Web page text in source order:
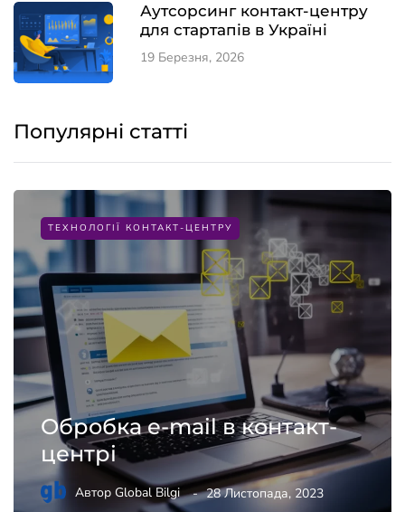
Аутсорсинг контакт-центру
для стартапів в Україні
19 Березня, 2026
Популярні статті
ТЕХНОЛОГІЇ КОНТАКТ-ЦЕНТРУ
Обробка e-mail в контакт-
центрі
Автор Global Bilgi 28 Листопада, 2023